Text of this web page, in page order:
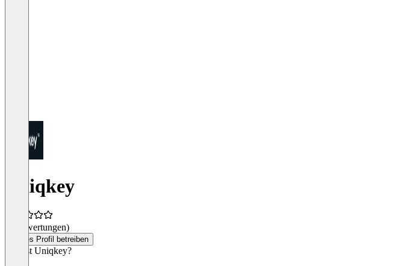
Uniqkey
(0 Bewertungen)
Dieses Profil betreiben
Was ist Uniqkey?